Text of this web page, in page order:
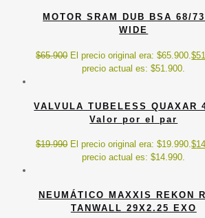
MOTOR SRAM DUB BSA 68/
WIDE
$65.900 El precio original era: $65.900.$
precio actual es: $51.900.
VALVULA TUBELESS QUAXAR
Valor por el par
$19.990 El precio original era: $19.990.$
precio actual es: $14.990.
NEUMÁTICO MAXXIS REKON
TANWALL 29X2.25 EXO